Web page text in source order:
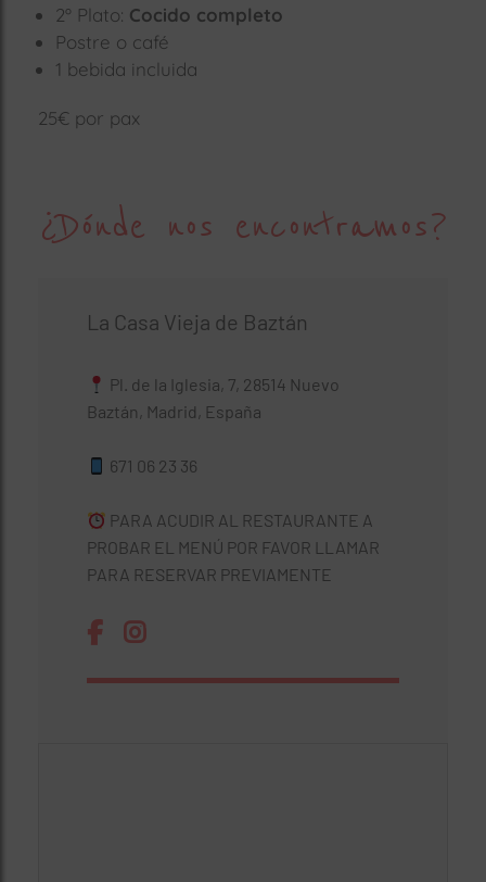
2º Plato: Cocido completo
Postre o café
1 bebida incluida
25€ por pax
¿Dónde nos encontramos?
La Casa Vieja de Baztán
Pl. de la Iglesia, 7, 28514 Nuevo
Baztán, Madrid, España
671 06 23 36
PARA ACUDIR AL RESTAURANTE A
PROBAR EL MENÚ POR FAVOR LLAMAR
PARA RESERVAR PREVIAMENTE